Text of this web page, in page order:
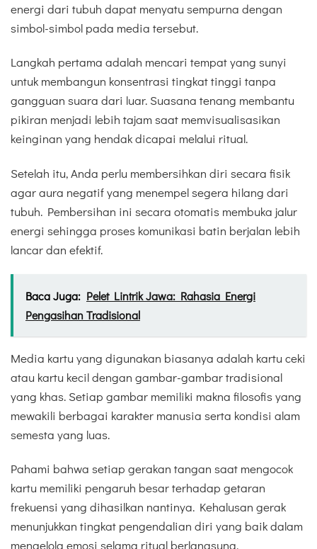
energi dari tubuh dapat menyatu sempurna dengan
simbol-simbol pada media tersebut.
Langkah pertama adalah mencari tempat yang sunyi
untuk membangun konsentrasi tingkat tinggi tanpa
gangguan suara dari luar. Suasana tenang membantu
pikiran menjadi lebih tajam saat memvisualisasikan
keinginan yang hendak dicapai melalui ritual.
Setelah itu, Anda perlu membersihkan diri secara fisik
agar aura negatif yang menempel segera hilang dari
tubuh. Pembersihan ini secara otomatis membuka jalur
energi sehingga proses komunikasi batin berjalan lebih
lancar dan efektif.
Baca Juga: Pelet Lintrik Jawa: Rahasia Energi
Pengasihan Tradisional
Media kartu yang digunakan biasanya adalah kartu ceki
atau kartu kecil dengan gambar-gambar tradisional
yang khas. Setiap gambar memiliki makna filosofis yang
mewakili berbagai karakter manusia serta kondisi alam
semesta yang luas.
Pahami bahwa setiap gerakan tangan saat mengocok
kartu memiliki pengaruh besar terhadap getaran
frekuensi yang dihasilkan nantinya. Kehalusan gerak
menunjukkan tingkat pengendalian diri yang baik dalam
mengelola emosi selama ritual berlangsung.